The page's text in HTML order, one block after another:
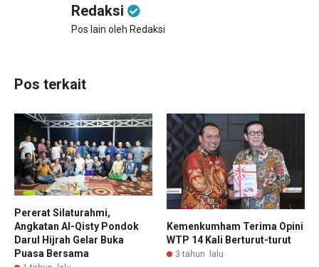
Redaksi
Pos lain oleh Redaksi
Pos terkait
Pererat Silaturahmi,
Angkatan Al-Qisty Pondok
Darul Hijrah Gelar Buka
Puasa Bersama
Kemenkumham Terima Opini
WTP 14 Kali Berturut-turut
3 tahun lalu